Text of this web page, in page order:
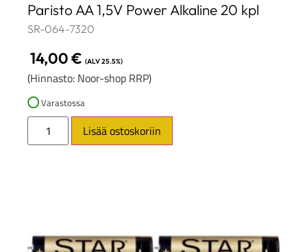
Paristo AA 1,5V Power Alkaline 20 kpl
SR-064-7320
14,00€ (ALV 25.5%)
(Hinnasto: Noor-shop RRP)
Varastossa
Lisää ostoskoriin